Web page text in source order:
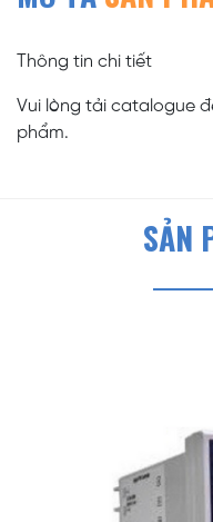
Thông tin chi tiết
Vui lòng tải catalogue
phẩm.
SẢN